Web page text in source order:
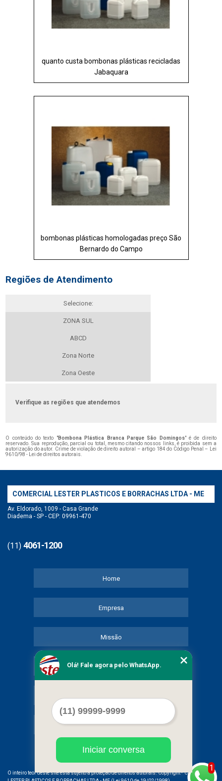
quanto custa bombonas plásticas recicladas
Jabaquara
bombonas plásticas homologadas preço São
Bernardo do Campo
Regiões de Atendimento
Selecione:
ZONA SUL
ABCD
Zona Norte
Zona Oeste
Verifique as regiões que atendemos
O conteúdo do texto "Bombona Plástica Branca Parque São Domingos" é de direito
reservado. Sua reprodução, parcial ou total, mesmo citando nossos links, é proibida sem a
autorização do autor. Crime de violação de direito autoral – artigo 184 do Código Penal – Lei
9610/98 - Lei de direitos autorais.
COMERCIAL LESTER PLASTICOS E BORRACHAS LTDA - ME
Av. Eldorado, 1009 - Casa Grande
Diadema - SP - CEP: 09961-470
(11) 4061-1200
Home
Empresa
Missão
Serviços
Mapa do site
O inteiro teor deste site está sujeito à proteção de direitos autorais. Copyright COMERCIAL
1
Olá! Fale agora pelo WhatsApp.
Iniciar conversa